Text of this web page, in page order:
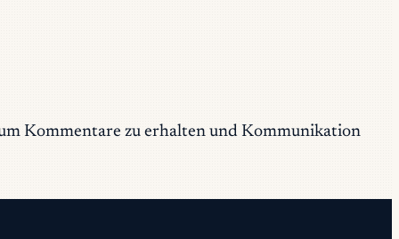
Kommentare zu erhalten und Kommunikation